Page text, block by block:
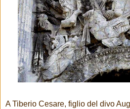
A Tiberio Cesare, figlio del divo